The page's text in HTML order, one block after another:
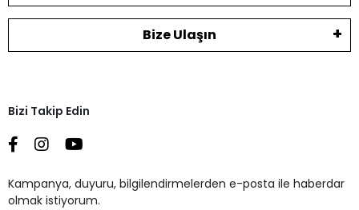
Bize Ulaşın
Bizi Takip Edin
Kampanya, duyuru, bilgilendirmelerden e-posta ile haberdar
olmak istiyorum.